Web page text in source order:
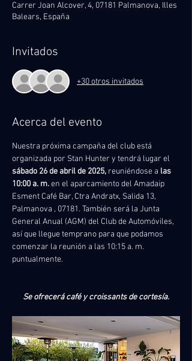
Carrer Joan Alcover, 4, 07181 Palmanova, Illes
Balears, España
Invitados
+30 otros invitados
Acerca del evento
Nuestra próxima campaña del club está
organizada por Stan Hunter y tendrá lugar el
sábado 26 de abril de 2025, reuniéndose a las
10:00 a. m. en el aparcamiento del Amadaip
Esment Café Bar, Ctra Andratx, Salida 13,
Palmanova , 07181. También será la Junta
General Anual (AGM) del Club de Automóviles,
así que llegue temprano para que podamos
comenzar la reunión a las 10:15 a. m.
puntualmente.
Se ofrecerá café y croissants de cortesía.